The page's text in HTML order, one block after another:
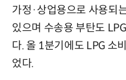
가정·상업용으로 사용되
있으며 수송용 부탄도
다. 올 1분기에도 LPG 소
었다.